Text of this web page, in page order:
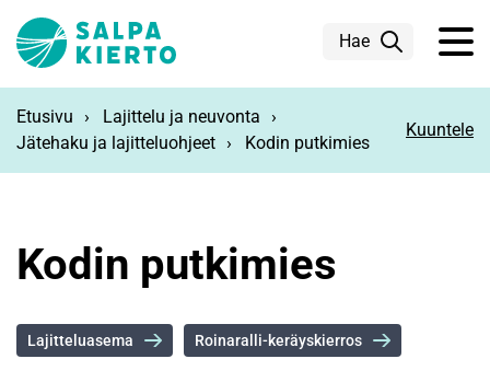
Hae
Etusivu
Lajittelu ja neuvonta
Jätehaku ja lajitteluohjeet
Kodin putkimies
Kuuntele
Kodin putkimies
Lajitteluasema Roinaralli-keräyskierros